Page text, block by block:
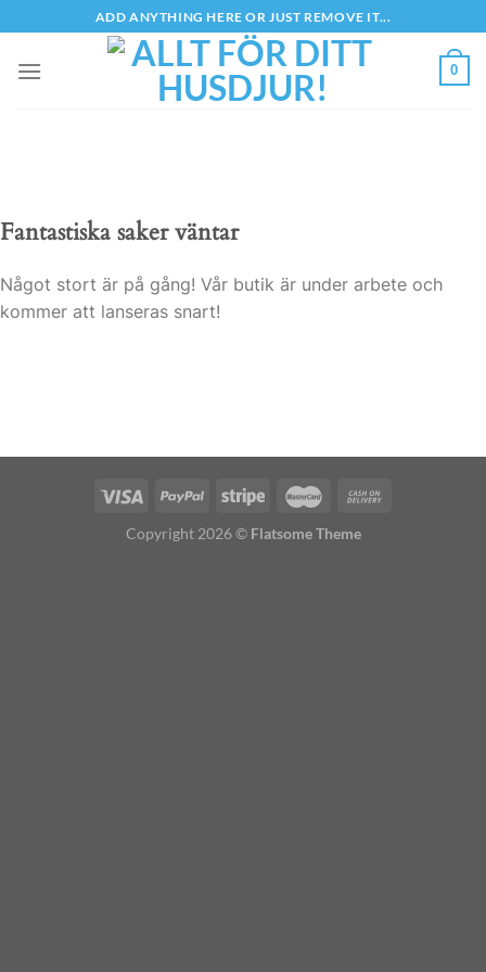
to
content
ADD ANYTHING HERE OR JUST REMOVE IT...
0
Fantastiska saker väntar
Något stort är på gång! Vår butik är under arbete och
kommer att lanseras snart!
Copyright 2026 © Flatsome Theme